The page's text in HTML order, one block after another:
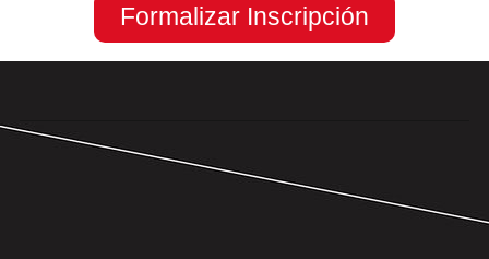
Formalizar Inscripción